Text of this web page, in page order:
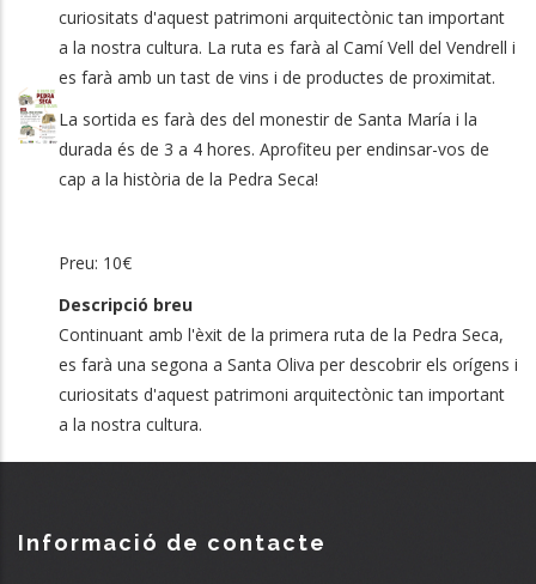
curiositats d'aquest patrimoni arquitectònic tan important
a la nostra cultura. La ruta es farà al Camí Vell del Vendrell i
es farà amb un tast de vins i de productes de proximitat.
La sortida es farà des del monestir de Santa María i la
durada és de 3 a 4 hores. Aprofiteu per endinsar-vos de
cap a la història de la Pedra Seca!
Preu: 10€
Descripció breu
Continuant amb l'èxit de la primera ruta de la Pedra Seca,
es farà una segona a Santa Oliva per descobrir els orígens i
curiositats d'aquest patrimoni arquitectònic tan important
a la nostra cultura.
Informació de contacte